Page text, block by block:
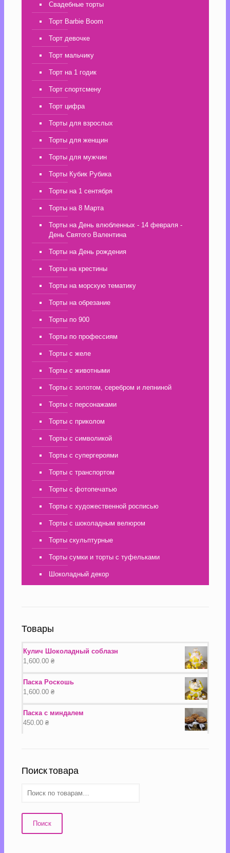
Свадебные торты
Торт Barbie Boom
Торт девочке
Торт мальчику
Торт на 1 годик
Торт спортсмену
Торт цифра
Торты для взрослых
Торты для женщин
Торты для мужчин
Торты Кубик Рубика
Торты на 1 сентября
Торты на 8 Марта
Торты на День влюбленных - 14 февраля -
День Святого Валентина
Торты на День рождения
Торты на крестины
Торты на морскую тематику
Торты на обрезание
Торты по 900
Торты по профессиям
Торты с желе
Торты с животными
Торты с золотом, серебром и лепниной
Торты с персонажами
Торты с приколом
Торты с символикой
Торты с супергероями
Торты с транспортом
Торты с фотопечатью
Торты с художественной росписью
Торты с шоколадным велюром
Торты скульптурные
Торты сумки и торты с туфельками
Шоколадный декор
Товары
Кулич Шоколадный соблазн
1,600.00 ₴
Паска Роскошь
1,600.00 ₴
Паска с миндалем
450.00 ₴
Поиск товара
Поиск